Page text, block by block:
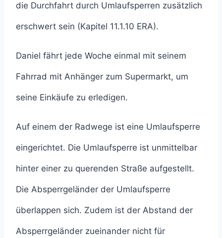
die Durchfahrt durch Umlaufsperren zusätzlich
erschwert sein (Kapitel 11.1.10 ERA).
Daniel fährt jede Woche einmal mit seinem
Fahrrad mit Anhänger zum Supermarkt, um
seine Einkäufe zu erledigen.
Auf einem der Radwege ist eine Umlaufsperre
eingerichtet. Die Umlaufsperre ist unmittelbar
hinter einer zu querenden Straße aufgestellt.
Die Absperrgeländer der Umlaufsperre
überlappen sich. Zudem ist der Abstand der
Absperrgeländer zueinander nicht für